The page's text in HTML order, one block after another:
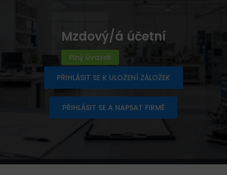
Mzdový/á účetní
Plný úvazek
PŘIHLÁSIT SE K ULOŽENÍ ZÁLOŽEK
PŘIHLÁSIT SE A NAPSAT FIRMĚ